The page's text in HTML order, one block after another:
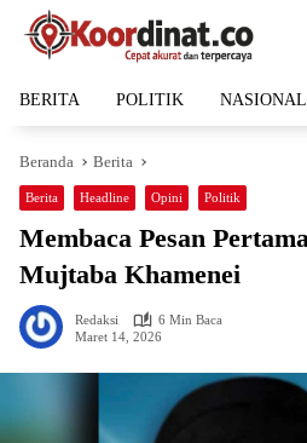
Langsung
BERITA POLITIK NASIONAL
Beranda Berita
Berita Headline Opini Politik
Membaca Pesan
Mujtaba Khamenei
Redaksi
6 Min Baca
Maret 14, 2026